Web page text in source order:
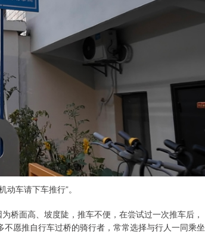
车请下车推行”。
桥面高、坡度陡，推车不便，在尝试过一次推车后，
愿推自行车过桥的骑行者，常常选择与行人一同乘坐